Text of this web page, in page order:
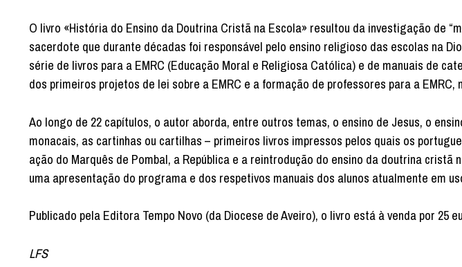
O livro «História do Ensino da Doutrina Cristã na Escola» resultou da investigação de
sacerdote que durante décadas foi responsável pelo ensino religioso das escolas na
série de livros para a EMRC (Educação Moral e Religiosa Católica) e de manuais de
dos primeiros projetos de lei sobre a EMRC e a formação de professores para a EMRC,
Ao longo de 22 capítulos, o autor aborda, entre outros temas, o ensino de Jesus, o
monacais, as cartinhas ou cartilhas – primeiros livros impressos pelos quais os
ação do Marquês de Pombal, a República e a reintrodução do ensino da doutrina cristã
uma apresentação do programa e dos respetivos manuais dos alunos atualmente em
Publicado pela Editora Tempo Novo (da Diocese de Aveiro), o livro está à venda por 25
LFS